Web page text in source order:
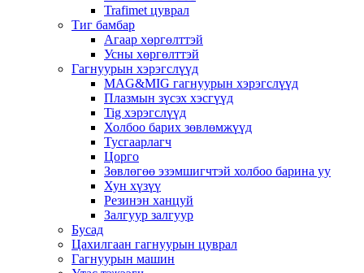
Trafimet цуврал
Тиг бамбар
Агаар хөргөлттэй
Усны хөргөлттэй
Гагнуурын хэрэгслүүд
MAG&MIG гагнуурын хэрэгслүүд
Плазмын зүсэх хэсгүүд
Tig хэрэгслүүд
Холбоо барих зөвлөмжүүд
Тусгаарлагч
Цорго
Зөвлөгөө эзэмшигчтэй холбоо барина уу
Хун хүзүү
Резинэн ханцуй
Залгуур залгуур
Бусад
Цахилгаан гагнуурын цуврал
Гагнуурын машин